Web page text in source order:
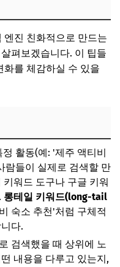
엔진 친화적으로 만드는
펴보겠습니다. 이 팁들
화를 체감하실 수 있을
정 활동(예: '제주 액티비
람들이 실제로 검색할 만
워드 도구나 구글 키워
롱테일 키워드(long-tail
숙소 추천'처럼 구체적
다.
검색했을 때 상위에 노
내용을 다루고 있는지,